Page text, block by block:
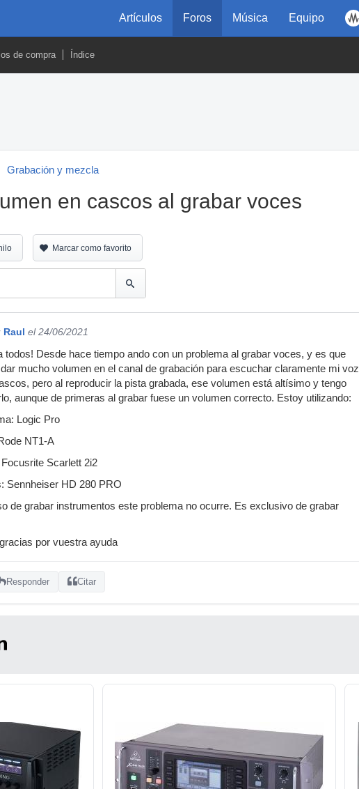
Artículos Foros Música Equipo
de compra Índice
Grabación y mezcla
en cascos al grabar voces
Marcar como favorito
Raul el 24/06/2021
todos! Desde hace tiempo ando con un problema al grabar voces, y es que
mucho volumen en el canal de grabación para escuchar claramente mi voz
pero al reproducir la pista grabada, ese volumen está altísimo y tengo
aunque de primeras al grabar fuese un volumen correcto. Estoy utilizando:
Logic Pro
NT1-A
Focusrite Scarlett 2i2
Sennheiser HD 280 PRO
de grabar instrumentos este problema no ocurre. Es exclusivo de grabar
por vuestra ayuda
Responder Citar